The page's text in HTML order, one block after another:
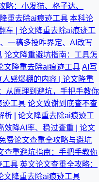
略：小发猫、格子达、
重去除ai痕迹工具 本科论
车 | 论文降重去除ai痕迹工
一稿多投咋界定、AI改写
论文降重避坑指南：工具怎
文降重去除ai痕迹工具 AI写
感爆棚的内容 | 论文降重
从原理到避坑，手把手教你
迹工具 论文致谢到底查不查
析 | 论文降重去除ai痕迹工
效降AI率、稳过查重 | 论文
费论文查重全攻略与避坑
查重避坑指南：手把手教你
工具 英文论文查重全攻略：
文降重去除ai痕迹工具